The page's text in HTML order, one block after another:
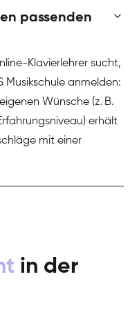
passenden
Klavierlehrer sucht,
Musikschule anmelden:
Wünsche (z. B.
erhält
mit einer
in der